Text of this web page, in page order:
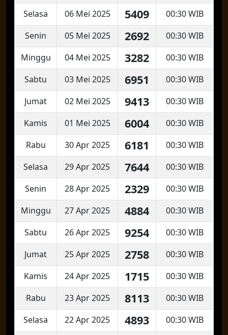
Selasa
06 Mei 2025 5409
00:30 WIB
Senin
05 Mei 2025 2692
00:30 WIB
Minggu
04 Mei 2025 3282
00:30 WIB
Sabtu
03 Mei 2025 6951
00:30 WIB
Jumat
02 Mei 2025 9413
00:30 WIB
Kamis
01 Mei 2025 6004
00:30 WIB
Rabu
30 Apr 2025 6181
00:30 WIB
Selasa
29 Apr 2025 7644
00:30 WIB
Senin
28 Apr 2025 2329
00:30 WIB
Minggu
27 Apr 2025 4884
00:30 WIB
Sabtu
26 Apr 2025 9254
00:30 WIB
Jumat
25 Apr 2025 2758
00:30 WIB
Kamis
24 Apr 2025 1715
00:30 WIB
Rabu
23 Apr 2025 8113
00:30 WIB
Selasa
22 Apr 2025 4893 00:30 WIB